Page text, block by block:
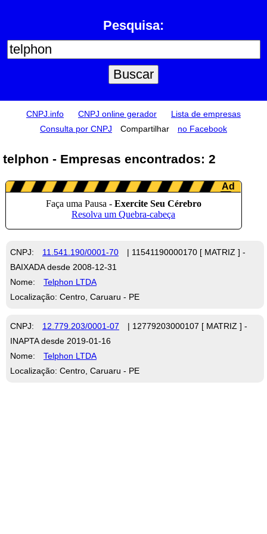
Pesquisa:
CNPJ.info CNPJ online gerador
Lista de empresas
Consulta por CNPJ
Compartilhar no Facebook
telphon - Empresas encontrados: 2
CNPJ: 11.541.190/0001-70
| 11541190000170 [ MATRIZ ] -
BAIXADA desde 2008-12-31
Nome:
Telphon LTDA
Localização: Centro, Caruaru - PE
CNPJ: 12.779.203/0001-07
| 12779203000107 [ MATRIZ ] -
INAPTA desde 2019-01-16
Nome:
Telphon LTDA
Localização: Centro, Caruaru - PE